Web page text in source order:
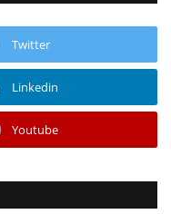
Twitter
Linkedin
Youtube